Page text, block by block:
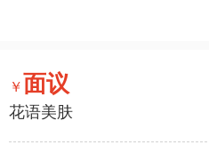
￥面议
花语美肤